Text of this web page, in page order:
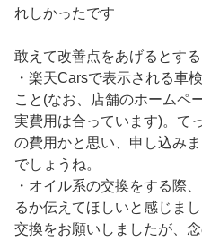
れしかったです
敢えて改善点をあげるとする
・楽天Carsで表示される車
こと(なお、店舗のホームペ
実費用は合っています)。て
の費用かと思い、申し込み
でしょうね。
・オイル系の交換をする際
るか伝えてほしいと感じま
交換をお願いしましたが、